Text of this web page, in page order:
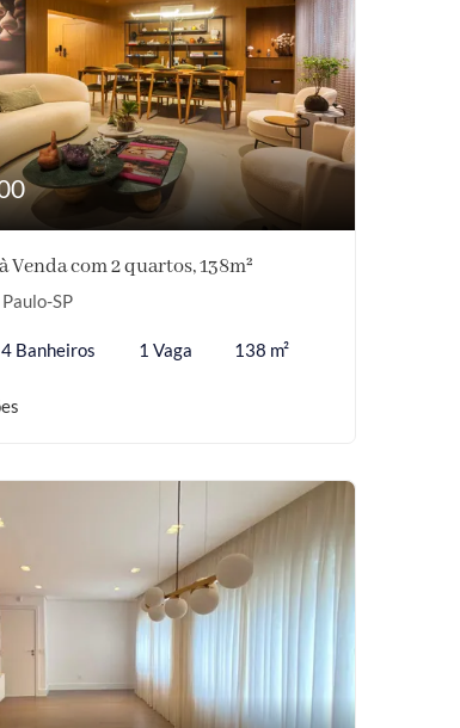
Venda com 2 quartos, 138m²
SP
4 Banheiros 1 Vaga 138 m²